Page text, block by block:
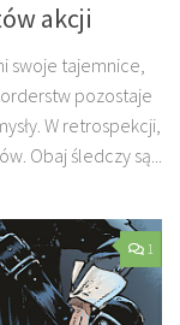
akcji
swoje tajemnice,
pozostaje
W retrospekcji,
Obaj śledczy są...
1